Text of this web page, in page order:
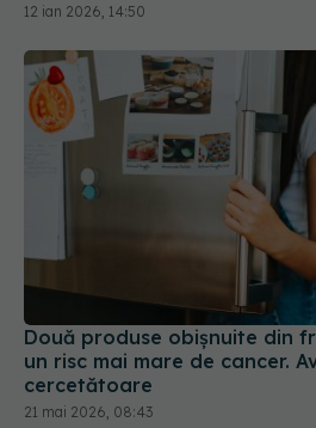
12 ian 2026, 14:50
Două produse obișnuite din
un risc mai mare de cancer.
cercetătoare
21 mai 2026, 08:43